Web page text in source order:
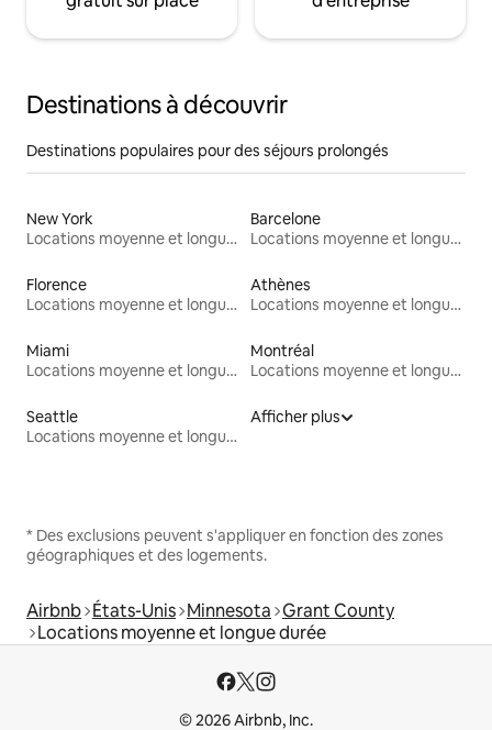
Destinations à découvrir
Destinations populaires pour des séjours prolongés
New York
Locations moyenne et longue durée
Barcelone
Locations moyenne et longue durée
Florence
Locations moyenne et longue durée
Athènes
Locations moyenne et longue durée
Miami
Locations moyenne et longue durée
Montréal
Locations moyenne et longue durée
Seattle
Locations moyenne et longue durée
Afficher plus
* Des exclusions peuvent s'appliquer en fonction des zones
géographiques et des logements.
Airbnb États-Unis Minnesota Grant County
Locations moyenne et longue durée
© 2026 Airbnb, Inc.